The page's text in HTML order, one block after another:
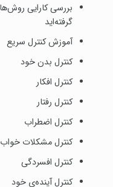
بررسی کارایی
گرفته‌اید
آموزش کنترل سریع
کنترل بدن خود
کنترل افکار
کنترل رفتار
کنترل اضطراب
کنترل مشکلات خواب
کنترل افسردگی
کنترل آینده‌ی خود